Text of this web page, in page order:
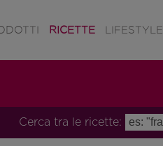
RICETTE LIFESTYLE
Cerca tra le ricette: